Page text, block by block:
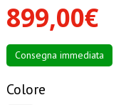
899,00€
Consegna immediata
Colore